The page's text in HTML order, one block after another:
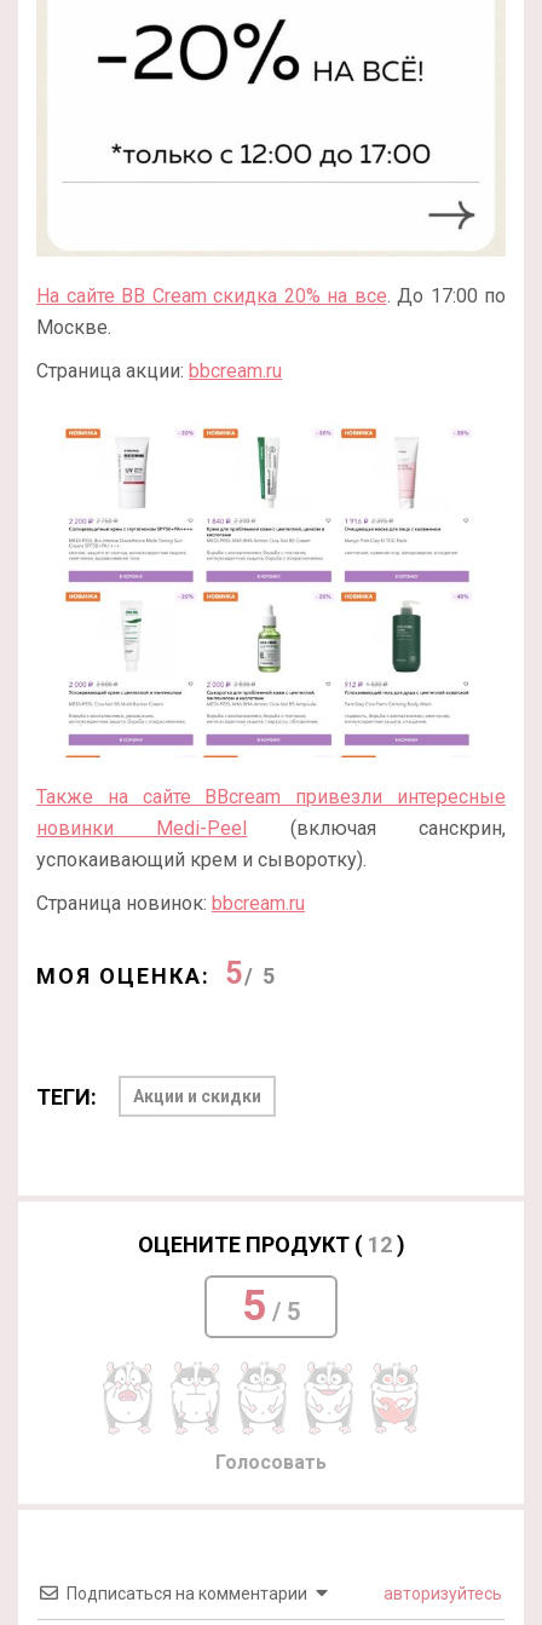
На сайте BB Cream скидка 20% на все. До 17:00 по
Москве.
Страница акции: bbcream.ru
Также на сайте BBcream привезли интересные
новинки Medi-Peel (включая санскрин,
успокаивающий крем и сыворотку).
Страница новинок: bbcream.ru
МОЯ ОЦЕНКА: 5/ 5
ТЕГИ: Акции и скидки
ОЦЕНИТЕ ПРОДУКТ ( 12)
5 / 5
Голосовать
Подписаться на комментарии авторизуйтесь